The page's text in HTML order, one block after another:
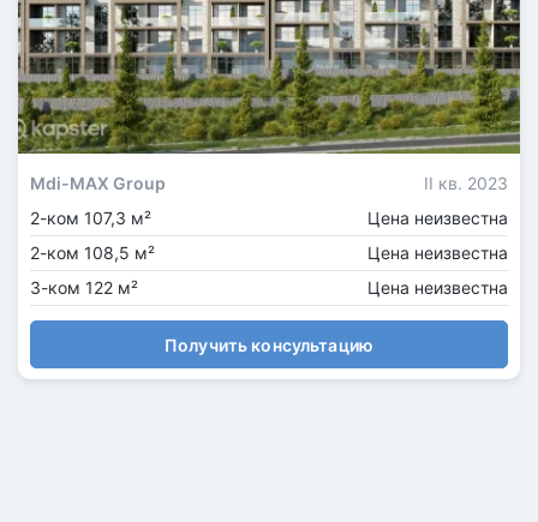
Mdi-MAX Group
II кв. 2023
2-ком 107,3 м²
Цена неизвестна
2-ком 108,5 м²
Цена неизвестна
3-ком 122 м²
Цена неизвестна
Получить консультацию